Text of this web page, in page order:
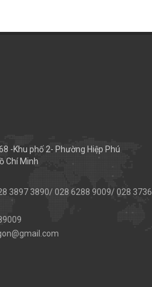
-Khu phố 2- Phường Hiệp Phú
Chí Minh
3897 3890/ 028 6288 9009/ 028 3736